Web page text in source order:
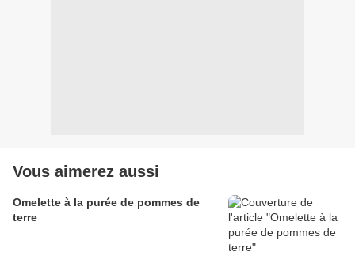
Vous aimerez aussi
Omelette à la purée de pommes de
terre